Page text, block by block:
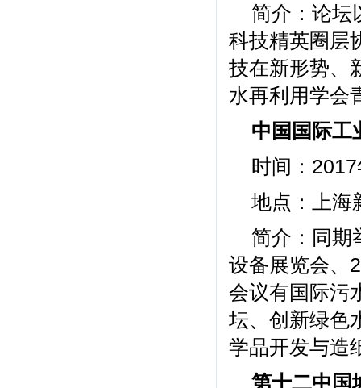
简介：论坛
科技精英圈层
技在新形势、
水再利用学会
中国国际工
时间：
地点：上海
简介：同期
设备展览会、
会议有国际污
坛、创新绿色
学品开发与造
第十二中国